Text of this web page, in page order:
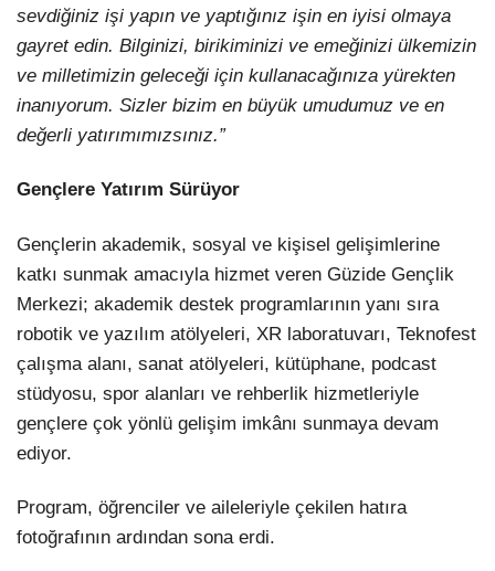
sevdiğiniz işi yapın ve yaptığınız işin en iyisi olmaya
gayret edin. Bilginizi, birikiminizi ve emeğinizi ülkemizin
ve milletimizin geleceği için kullanacağınıza yürekten
inanıyorum. Sizler bizim en büyük umudumuz ve en
değerli yatırımımızsınız.”
Gençlere Yatırım Sürüyor
Gençlerin akademik, sosyal ve kişisel gelişimlerine
katkı sunmak amacıyla hizmet veren Güzide Gençlik
Merkezi; akademik destek programlarının yanı sıra
robotik ve yazılım atölyeleri, XR laboratuvarı, Teknofest
çalışma alanı, sanat atölyeleri, kütüphane, podcast
stüdyosu, spor alanları ve rehberlik hizmetleriyle
gençlere çok yönlü gelişim imkânı sunmaya devam
ediyor.
Program, öğrenciler ve aileleriyle çekilen hatıra
fotoğrafının ardından sona erdi.